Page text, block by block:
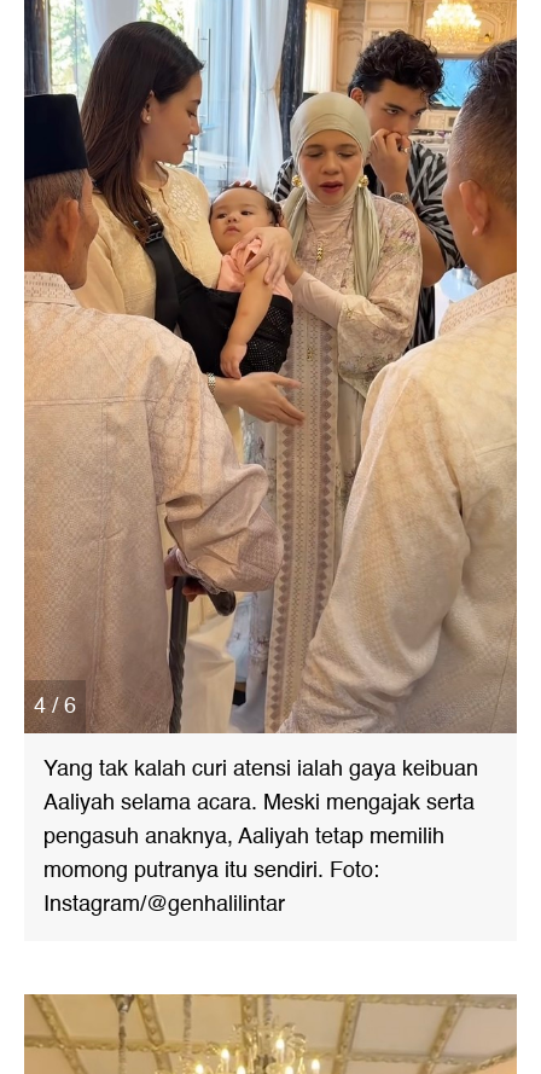
4 / 6
Yang tak kalah curi atensi ialah gaya keibuan
Aaliyah selama acara. Meski mengajak serta
pengasuh anaknya, Aaliyah tetap memilih
momong putranya itu sendiri. Foto:
Instagram/@genhalilintar